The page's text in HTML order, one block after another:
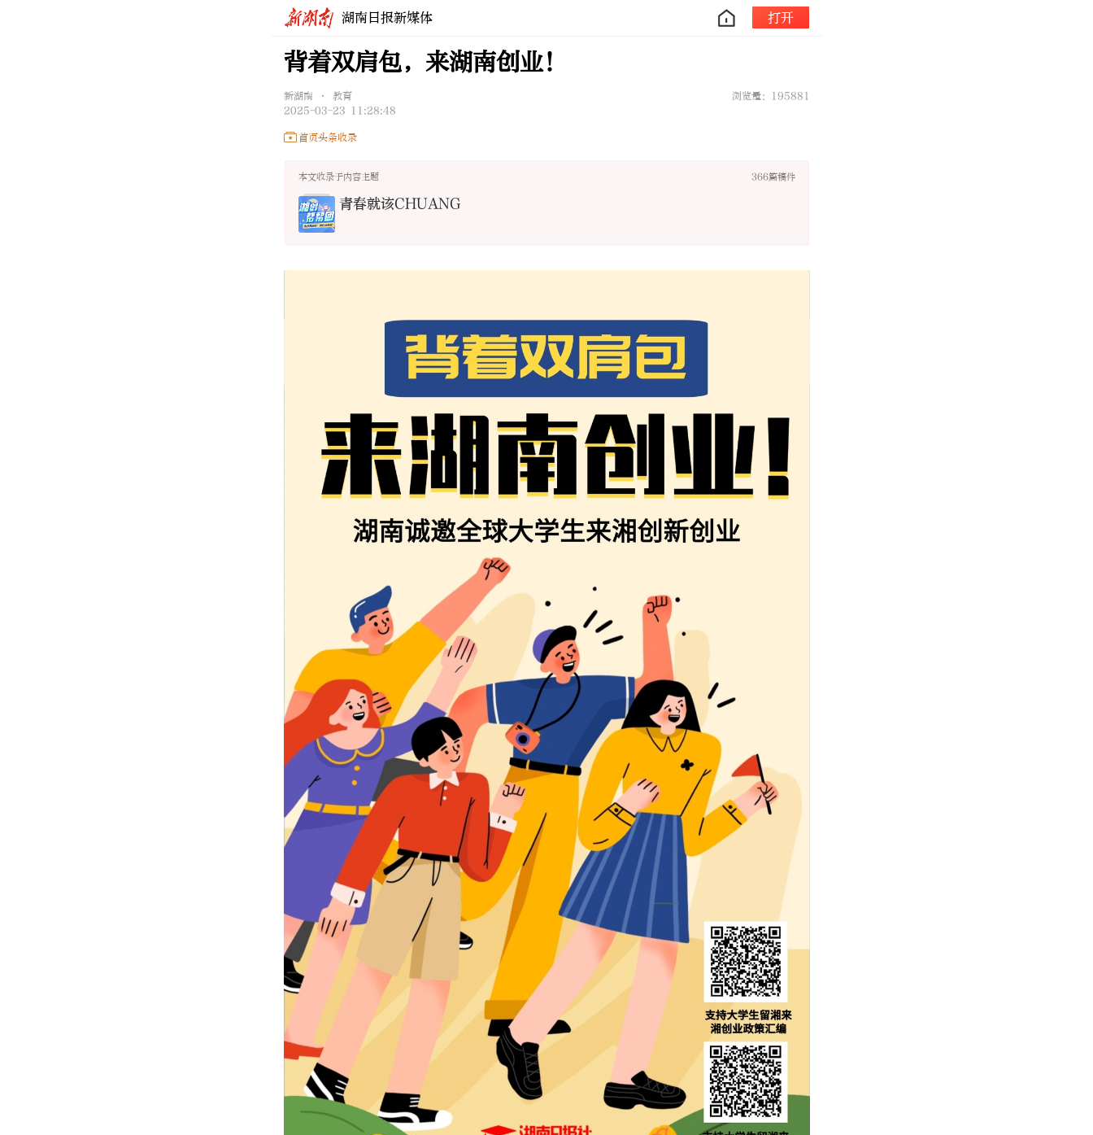
湖南日报新媒体 打开
背着双肩包，来湖南创业！
新湖南 • 教育
浏览量：195881
2025-03-23 11:28:48
首页头条收录
本文收录于内容主题 366篇稿件
青春就该CHUANG